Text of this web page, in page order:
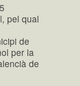
pel qual
de
per la
de